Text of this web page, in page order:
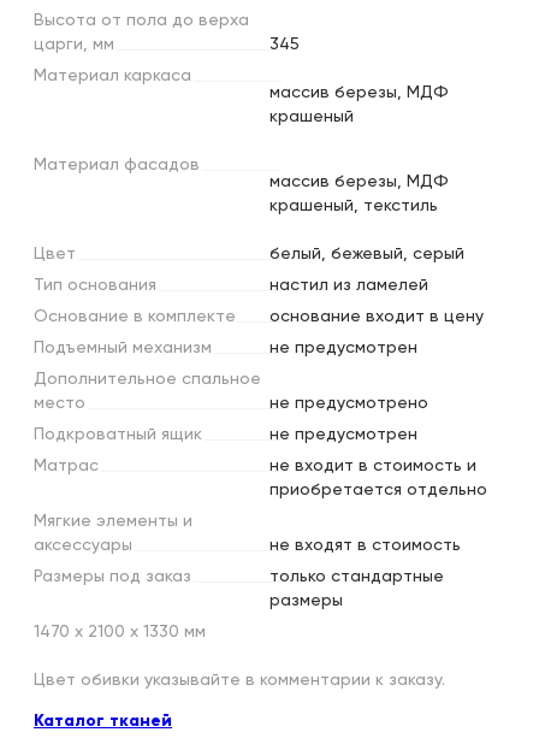
Высота от пола до верха
царги, мм
345
Материал каркаса
массив березы, МДФ
крашеный
Материал фасадов
массив березы, МДФ
крашеный, текстиль
Цвет
белый, бежевый, серый
Тип основания
настил из ламелей
Основание в комплекте
основание входит в цену
Подъемный механизм
не предусмотрен
Дополнительное спальное
место
не предусмотрено
Подкроватный ящик
не предусмотрен
Матрас
не входит в стоимость и
приобретается отдельно
Мягкие элементы и
аксессуары
не входят в стоимость
Размеры под заказ
только стандартные
размеры
1470 х 2100 х 1330 мм
Цвет обивки указывайте в комментарии к заказу.
Каталог тканей